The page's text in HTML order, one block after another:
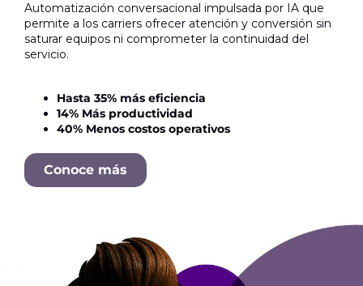
Automatización conversacional impulsada por IA que
permite a los carriers ofrecer atención y conversión sin
saturar equipos ni comprometer la continuidad del
servicio.
Hasta 35% más eficiencia
14% Más productividad
40% Menos costos operativos
Conoce más